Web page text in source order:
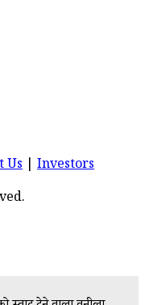
Us
Investors